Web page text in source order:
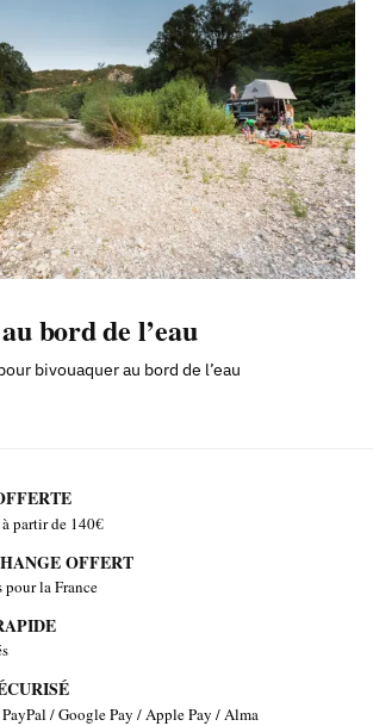
bord de l’eau
bivouaquer au bord de l’eau
partir de 140€
OFFERT
pour la France
/ Google Pay / Apple Pay / Alma